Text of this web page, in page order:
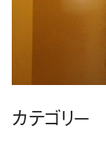
カテゴリー